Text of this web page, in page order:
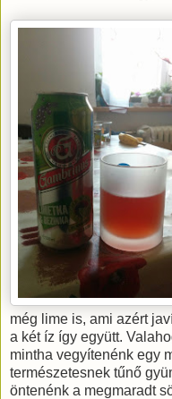
még lime is, ami azért
a két íz így együtt.
mintha vegyítenénk egy
természetesnek tűnő
öntenénk a megmaradt